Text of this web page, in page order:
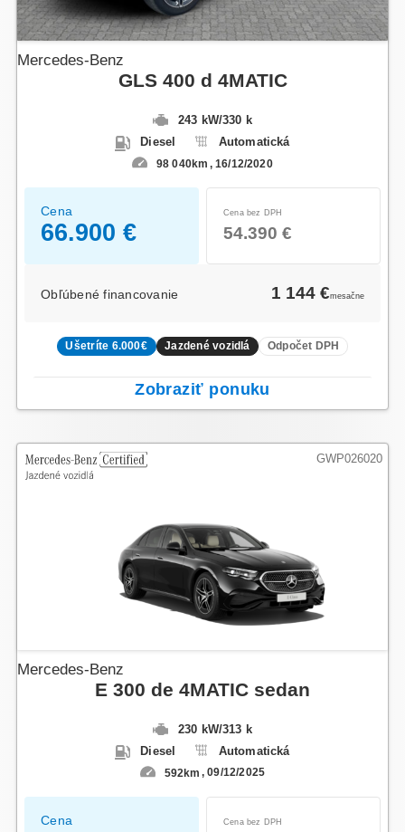
Mercedes-Benz
GLS 400 d 4MATIC
243 kW/330 k
Diesel
Automatická
98 040km 16/12/2020
Cena
66.900 €
Cena bez DPH
54.390 €
Obľúbené financovanie 1 144 €mesačne
Ušetríte 6.000€ Jazdené vozidlá Odpočet DPH
Zobraziť ponuku
Mercedes-Benz
E 300 de 4MATIC sedan
230 kW/313 k
Diesel
Automatická
592km 09/12/2025
GWP026020
Cena Cena bez DPH